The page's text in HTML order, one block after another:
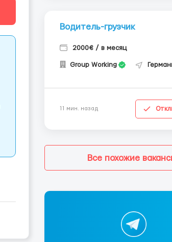
Водитель-грузчик
2000€ / в месяц
Group Working
11 мин. назад
Все похожие